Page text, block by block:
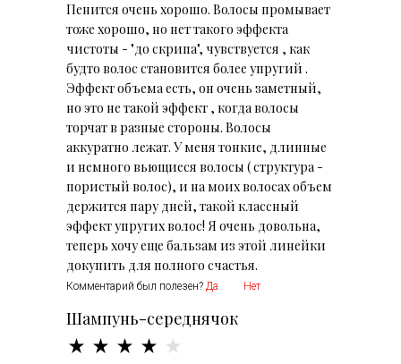
Пенится очень хорошо. Волосы промывает
тоже хорошо, но нет такого эффекта
чистоты - "до скрипа", чувствуется , как
будто волос становится более упругий .
Эффект объема есть, он очень заметный,
но это не такой эффект , когда волосы
торчат в разные стороны. Волосы
аккуратно лежат. У меня тонкие, длинные
и немного вьющиеся волосы ( структура -
пористый волос), и на моих волосах объем
держится пару дней, такой классный
эффект упругих волос! Я очень довольна,
теперь хочу еще бальзам из этой линейки
докупить для полного счастья.
Комментарий был полезен? Да Нет
Шампунь-середнячок